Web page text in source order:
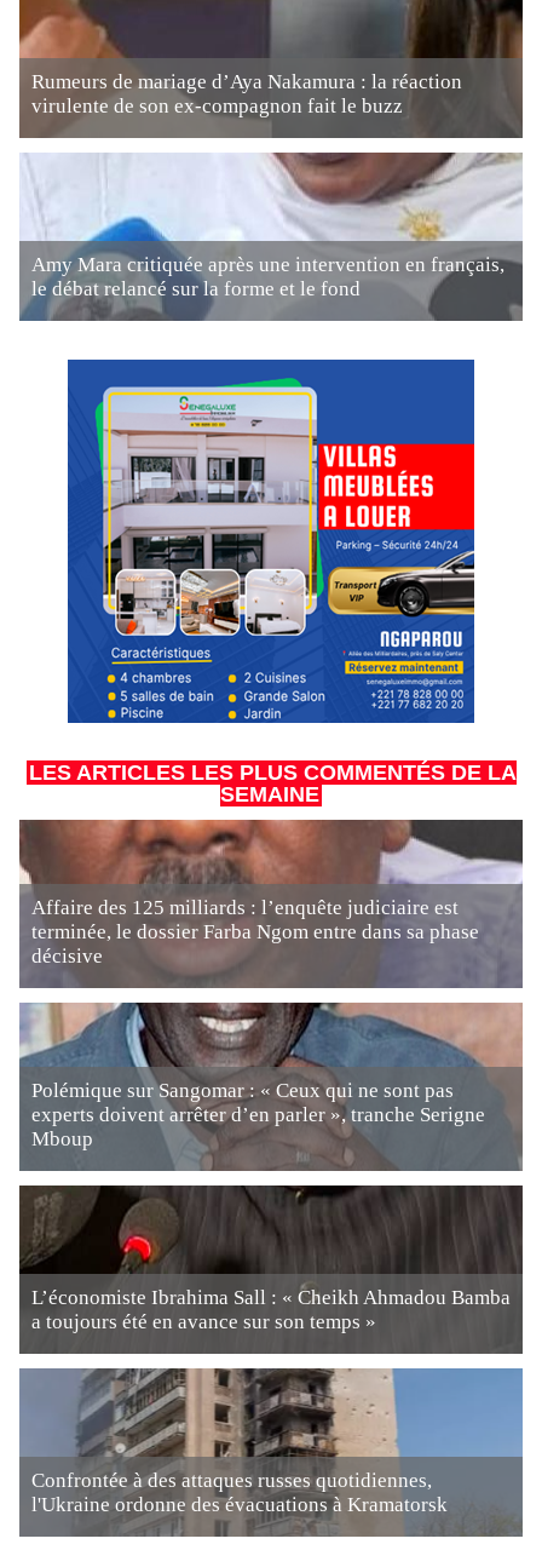
Rumeurs de mariage d’Aya Nakamura : la réaction
virulente de son ex-compagnon fait le buzz
Amy Mara critiquée après une intervention en français,
le débat relancé sur la forme et le fond
LES ARTICLES LES PLUS COMMENTÉS DE LA
SEMAINE
Affaire des 125 milliards : l’enquête judiciaire est
terminée, le dossier Farba Ngom entre dans sa phase
décisive
Polémique sur Sangomar : « Ceux qui ne sont pas
experts doivent arrêter d’en parler », tranche Serigne
Mboup
L’économiste Ibrahima Sall : « Cheikh Ahmadou Bamba
a toujours été en avance sur son temps »
Confrontée à des attaques russes quotidiennes,
l'Ukraine ordonne des évacuations à Kramatorsk